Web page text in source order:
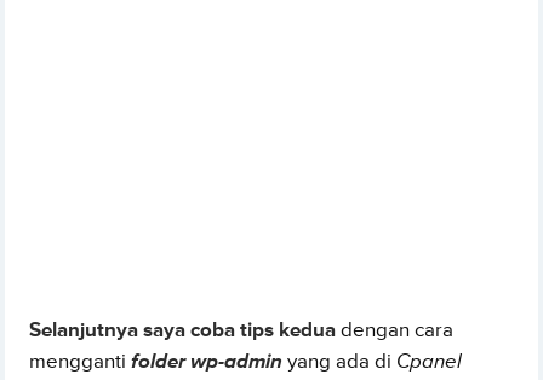
Selanjutnya saya coba tips keduadengan cara
menggantifolder wp-adminyang ada di Cpanel